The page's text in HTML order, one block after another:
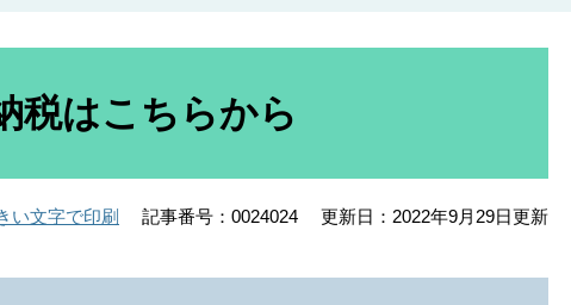
税はこちらから
い文字で印刷 記事番号：0024024 更新日：2022年9月29日更新